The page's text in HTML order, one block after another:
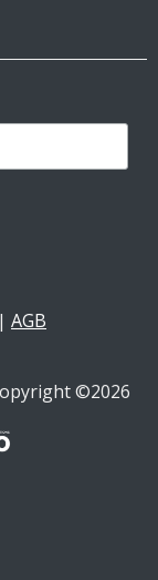
| AGB
©2026